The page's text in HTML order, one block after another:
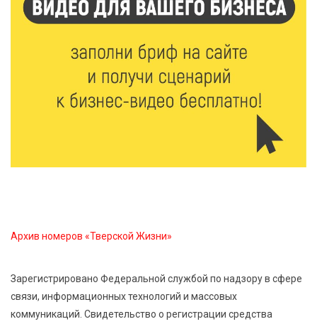
7 Авг 2026 15:37 208
Жителям Тверской области напомнили об
опасности домашних заготовок
7 Авг 2026 15:32 302
Золотой век “Горьковки”: как А. М. Кузнецова
На Петербургском марафоне «Пушкин — Петербург»
появится новая беговая трасса для
профессиональных спортсменов
Архив номеров «Тверской Жизни»
Зарегистрировано Федеральной службой по надзору в сфере
связи, информационных технологий и массовых
коммуникаций. Свидетельство о регистрации средства